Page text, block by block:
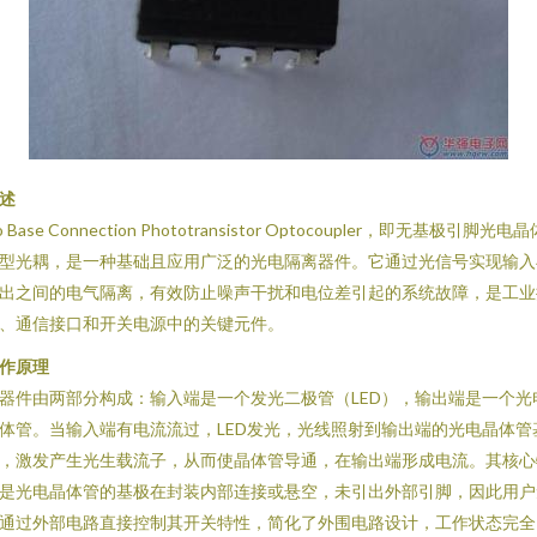
Base Connection Phototransistor Optocoupler，即无基极引脚光电晶
光耦，是一种基础且应用广泛的光电隔离器件。它通过光信号实现输
之间的电气隔离，有效防止噪声干扰和电位差引起的系统故障，是工
通信接口和开关电源中的关键元件。
原理
件由两部分构成：输入端是一个发光二极管（LED），输出端是一个光
管。当输入端有电流流过，LED发光，光线照射到输出端的光电晶体管
激发产生光生载流子，从而使晶体管导通，在输出端形成电流。其核
光电晶体管的基极在封装内部连接或悬空，未引出外部引脚，因此用
过外部电路直接控制其开关特性，简化了外围电路设计，工作状态完